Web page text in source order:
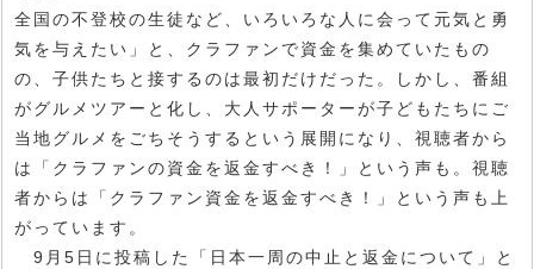
全国の不登校の生徒など、いろいろな人に会って元気と勇
気を与えたい」と、クラファンで資金を集めていたもの
の、子供たちと接するのは最初だけだった。しかし、番組
がグルメツアーと化し、大人サポーターが子どもたちにご
当地グルメをごちそうするという展開になり、視聴者から
は「クラファンの資金を返金すべき！」という声も。視聴
者からは「クラファン資金を返金すべき！」という声も上
がっています。
9月5日に投稿した「日本一周の中止と返金について」と